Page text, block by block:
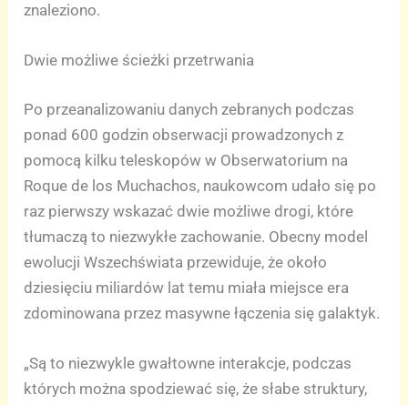
znaleziono.
Dwie możliwe ścieżki przetrwania
Po przeanalizowaniu danych zebranych podczas
ponad 600 godzin obserwacji prowadzonych z
pomocą kilku teleskopów w Obserwatorium na
Roque de los Muchachos, naukowcom udało się po
raz pierwszy wskazać dwie możliwe drogi, które
tłumaczą to niezwykłe zachowanie. Obecny model
ewolucji Wszechświata przewiduje, że około
dziesięciu miliardów lat temu miała miejsce era
zdominowana przez masywne łączenia się galaktyk.
„Są to niezwykle gwałtowne interakcje, podczas
których można spodziewać się, że słabe struktury,